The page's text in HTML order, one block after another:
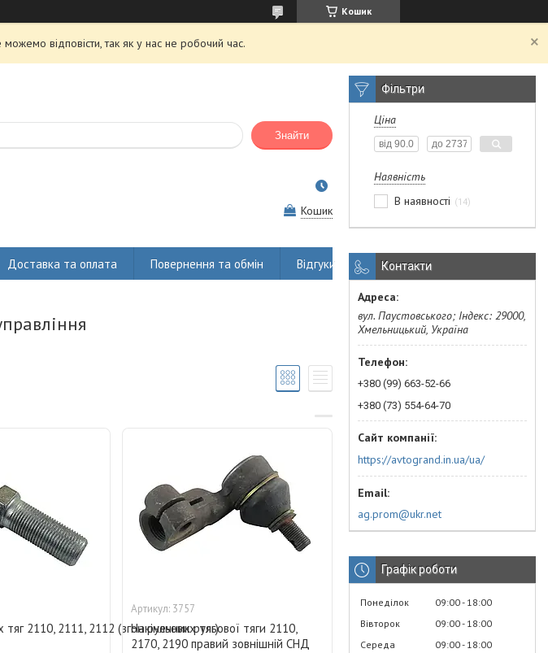
Кошик
відповісти, так як у нас не робочий час.
Знайти
Кошик
Доставка та оплата Повернення та обмін Відгуки
тяг 2110, 2111, 2112 (згон рульових тяг)
3757
Накінечник рульової тяги 2110,
2170, 2190 правий зовнішній СНД
Фільтри
Ціна
Наявність
В наявності
14
Контакти
вул. Паустовського; Індекс: 29000,
Хмельницький, Україна
+380 (99) 663-52-66
+380 (73) 554-64-70
https://avtogrand.in.ua/ua/
ag.prom@ukr.net
Графік роботи
Понеділок 09:00 18:00
Вівторок
09:00 18:00
Середа
09:00 18:00